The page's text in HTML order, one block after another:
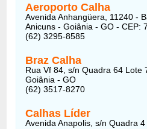
Aeroporto Calha
Avenida Anhangüera, 11240 -
Anicuns - Goiânia - GO - CEP:
(62) 3295-8585
Braz Calha
Rua Vf 84, s/n Quadra 64 Lote
Goiânia - GO
(62) 3517-8270
Calhas Líder
Avenida Anapolis, s/n Quadra